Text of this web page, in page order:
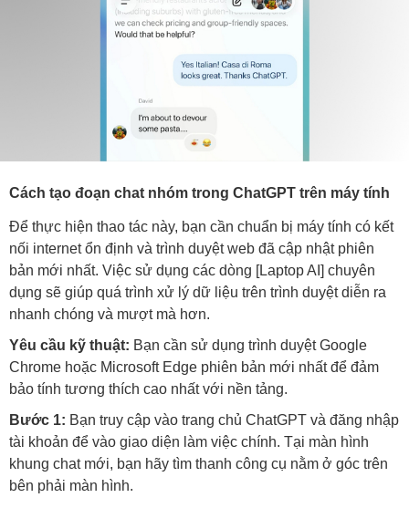
Cách tạo đoạn chat nhóm trong ChatGPT trên máy tính
Để thực hiện thao tác này, bạn cần chuẩn bị máy tính có kết
nối internet ổn định và trình duyệt web đã cập nhật phiên
bản mới nhất. Việc sử dụng các dòng [Laptop AI] chuyên
dụng sẽ giúp quá trình xử lý dữ liệu trên trình duyệt diễn ra
nhanh chóng và mượt mà hơn.
Yêu cầu kỹ thuật: Bạn cần sử dụng trình duyệt Google
Chrome hoặc Microsoft Edge phiên bản mới nhất để đảm
bảo tính tương thích cao nhất với nền tảng.
Bước 1: Bạn truy cập vào trang chủ ChatGPT và đăng nhập
tài khoản để vào giao diện làm việc chính. Tại màn hình
khung chat mới, bạn hãy tìm thanh công cụ nằm ở góc trên
bên phải màn hình.